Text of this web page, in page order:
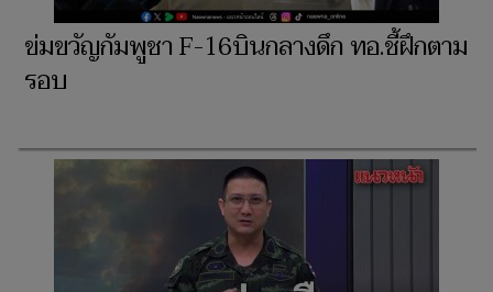
ข่มขวัญกัมพูชา F-16บินกลางดึก ทอ.ชี้ฝึกตาม
รอบ